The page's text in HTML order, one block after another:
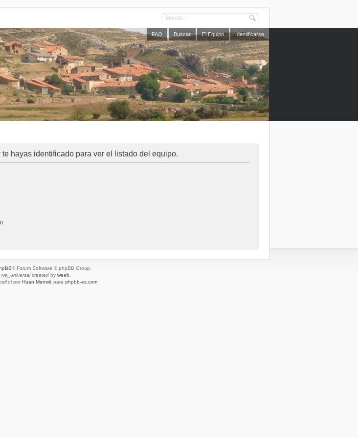
FAQ Buscar El Equipo Identificarse
hayas identificado para ver el listado del equipo.
® Forum Software © phpBB Group.
we_universalcreated by weeb
por Huan Manwë para phpbb-es.com